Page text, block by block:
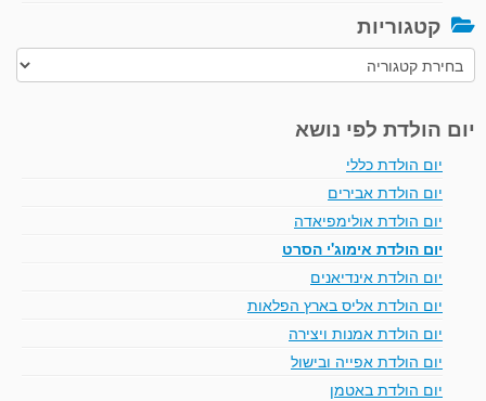
קטגוריות
קטגוריות
יום הולדת לפי נושא
יום הולדת כללי
יום הולדת אבירים
יום הולדת אולימפיאדה
יום הולדת אימוג'י הסרט
יום הולדת אינדיאנים
יום הולדת אליס בארץ הפלאות
יום הולדת אמנות ויצירה
יום הולדת אפייה ובישול
יום הולדת באטמן